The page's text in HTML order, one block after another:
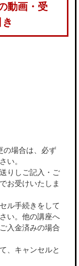
動画・受
の場合は、必ず
い。
りしご記入・ご
お受けいたしま
ル手続きをして
い。他の講座へ
入金済みの場合
、キャンセルと